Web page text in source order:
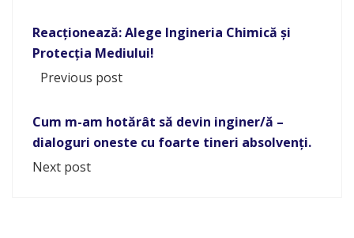
Reacționează: Alege Ingineria Chimică și
Protecția Mediului!
Previous post
Cum m-am hotărât să devin inginer/ă –
dialoguri oneste cu foarte tineri absolvenți.
Next post